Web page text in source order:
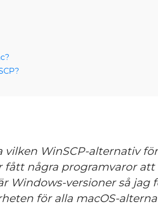
WinSCP-alternativ
fått några programvaror att
Windows-versioner så jag
för alla macOS-